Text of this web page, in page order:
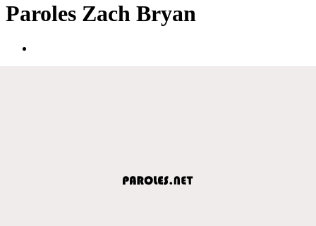
Paroles Zach Bryan